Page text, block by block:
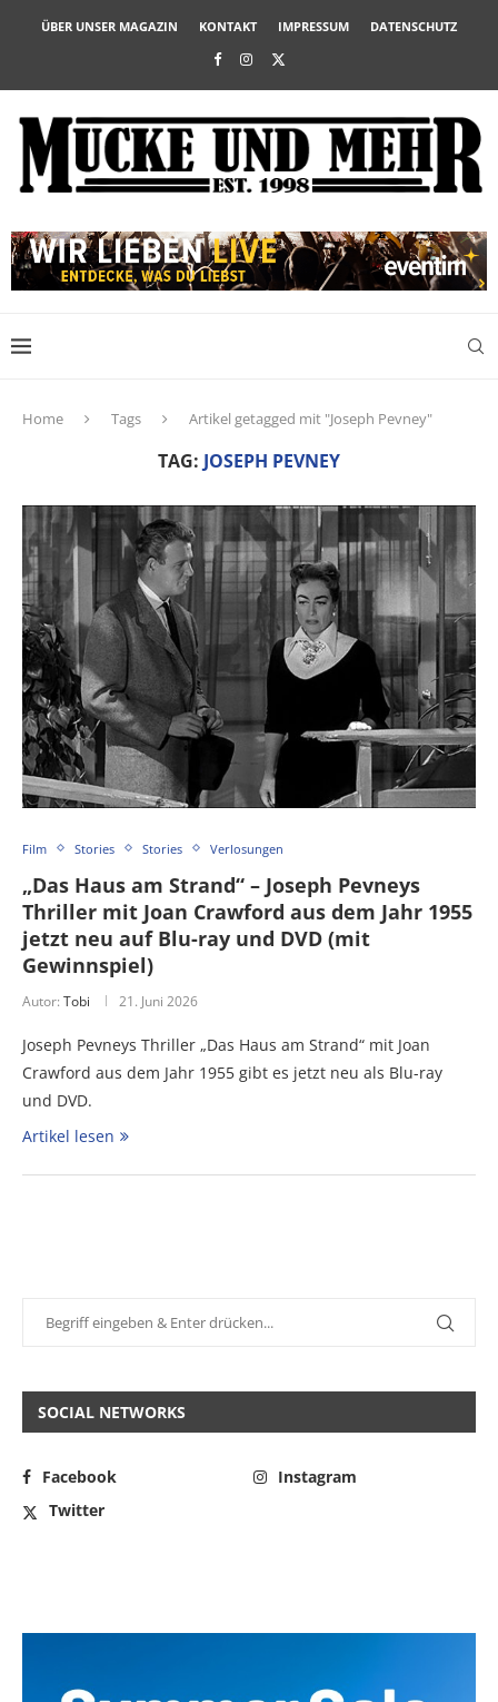
ÜBER UNSER MAGAZIN KONTAKT IMPRESSUM DATENSCHUTZ
Home Tags Artikel getagged mit "Joseph Pevney"
TAG: JOSEPH PEVNEY
Film Stories Stories Verlosungen
„Das Haus am Strand“ – Joseph Pevneys
Thriller mit Joan Crawford aus dem Jahr 1955
jetzt neu auf Blu-ray und DVD (mit
Gewinnspiel)
Autor: Tobi 21. Juni 2026
Joseph Pevneys Thriller „Das Haus am Strand“ mit Joan
Crawford aus dem Jahr 1955 gibt es jetzt neu als Blu-ray
und DVD.
Artikel lesen
SOCIAL NETWORKS
Facebook
Instagram
Twitter